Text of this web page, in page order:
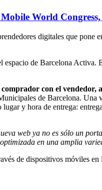
World Congress,
digitales que pone
espacio de Barcelona
con el vendedor,
de Barcelona.
y hora de entrega:
web ya no es sólo un
en una amplia
de dispositivos móviles